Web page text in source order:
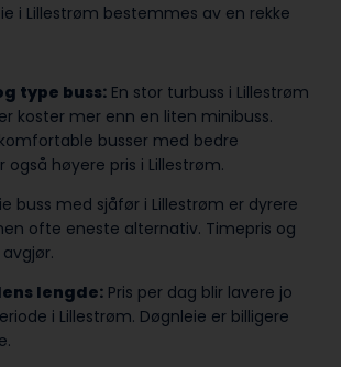
i Lillestrøm bestemmes av en rekke
type buss: En stor turbuss i Lillestrøm
koster mer enn en liten minibuss.
busser med bedre
også høyere pris i Lillestrøm.
buss med sjåfør i Lillestrøm er dyrere
ofte eneste alternativ. Timepris og
lengde: Pris per dag blir lavere jo
i Lillestrøm. Døgnleie er billigere